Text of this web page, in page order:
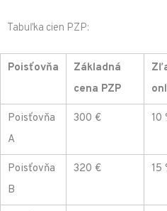
Tabuľka cien PZP:
Poisťovňa
Základná
cena PZP
Poisťovňa
A
300 € 10
Poisťovňa
B
320 € 15